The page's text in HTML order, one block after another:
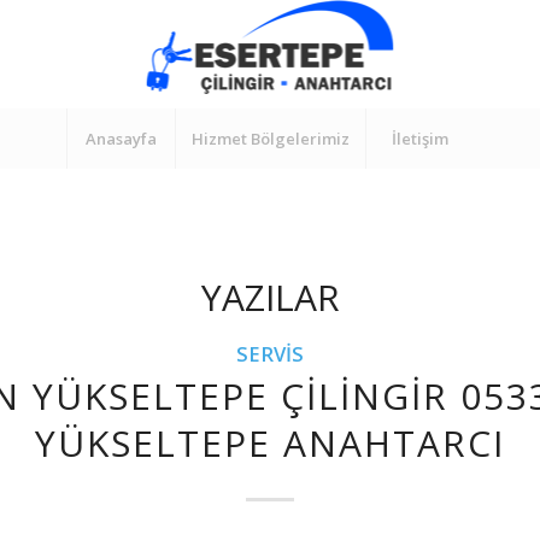
Anasayfa Hizmet Bölgelerimiz İletişim
YAZILAR
SERVIS
YÜKSELTEPE ÇILINGIR
YÜKSELTEPE ANAHTARCI